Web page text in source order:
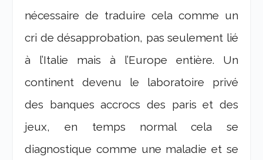
nécessaire de traduire cela comme un
cri de désapprobation, pas seulement lié
à l’Italie mais à l’Europe entière. Un
continent devenu le laboratoire privé
des banques accrocs des paris et des
jeux, en temps normal cela se
diagnostique comme une maladie et se